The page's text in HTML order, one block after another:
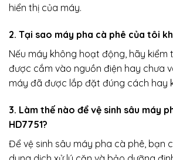
hiển thị của máy.
2. Tại sao máy pha cà phê của tôi
Nếu máy không hoạt động, hãy kiểm
được cắm vào nguồn điện hay chưa
máy đã được lắp đặt đúng cách hay
3. Làm thế nào để vệ sinh sâu máy
HD7751?
Để vệ sinh sâu máy pha cà phê, bạn